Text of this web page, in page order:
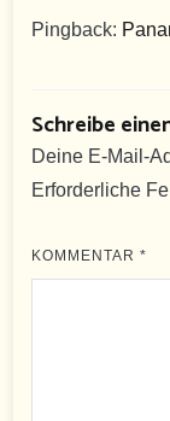
Pingback:
Schreibe
Deine E-Mail-
Erforderliche
KOMMENTAR*